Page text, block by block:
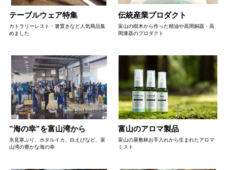
テーブルウェア特集
カトラリーレスト・箸置きなど人気商品集
めました
伝統産業プロダクト
富山の樹木から作った精油や高岡銅器・高
岡漆器のプロダクト
”海の幸”を富山湾から
氷見寒ぶり、ホタルイカ、白えびなど、富
山湾の豊かな海の幸
富山のアロマ製品
富山の屋敷林お手入れから生まれたアロマ
ミスト